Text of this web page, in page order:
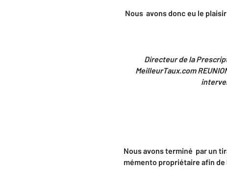
Nous avons donc eu le
Directeur de la
MeilleurTaux.com
Nous avons terminé par un
mémento propriétaire afin de